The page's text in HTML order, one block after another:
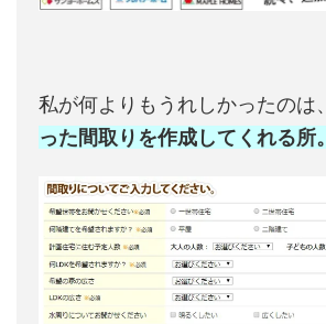
私が何よりもうれしかったのは、
った間取りを作成してくれる所。